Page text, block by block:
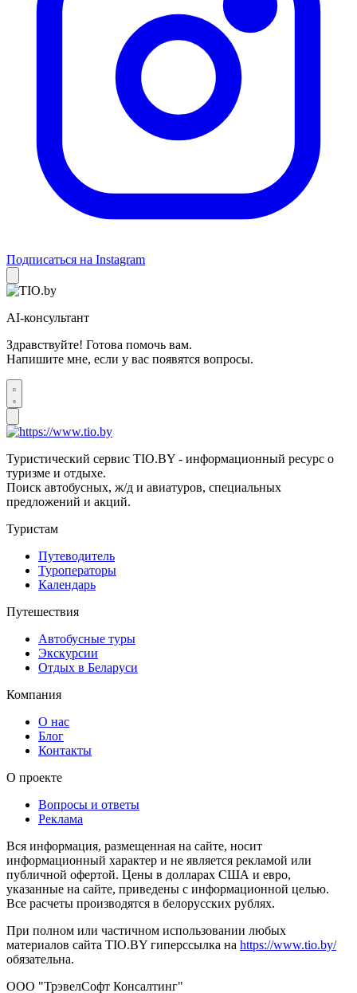
Подписаться на Instagram
AI-консультант
Здравствуйте! Готова помочь вам.
Напишите мне, если у вас появятся вопросы.
Туристический сервис TIO.BY - информационный ресурс о
туризме и отдыхе.
Поиск автобусных, ж/д и авиатуров, специальных
предложений и акций.
Туристам
Путеводитель
Туроператоры
Календарь
Путешествия
Автобусные туры
Экскурсии
Отдых в Беларуси
Компания
О нас
Блог
Контакты
О проекте
Вопросы и ответы
Реклама
Вся информация, размещенная на сайте, носит
информационный характер и не является рекламой или
публичной офертой. Цены в долларах США и евро,
указанные на сайте, приведены с информационной целью.
Все расчеты производятся в белорусских рублях.
При полном или частичном использовании любых
материалов сайта TIO.BY гиперссылка на https://www.tio.by/
обязательна.
ООО "ТрэвелСофт Консалтинг"